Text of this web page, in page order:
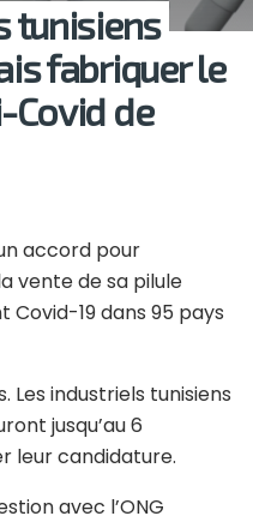
tunisiens
fabriquer le
de
accord pour
vente de sa pilule
19 dans 95 pays
Les industriels tunisiens
jusqu’au 6
leur candidature.
avec l’ONG